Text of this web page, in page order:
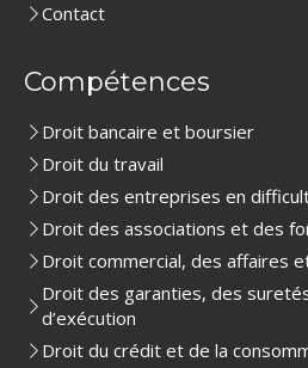
Contact
Compétences
Droit bancaire et boursier
Droit du travail
Droit des entreprises en
Droit des associations et des
Droit commercial, des affaires
Droit des garanties, des
d’exécution
Droit du crédit et de la